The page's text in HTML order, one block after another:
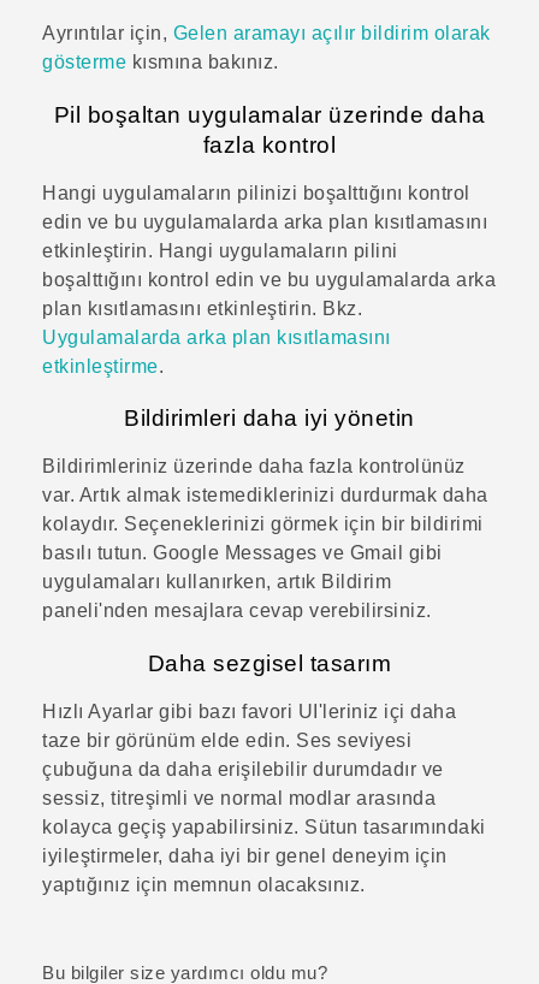
Ayrıntılar için, Gelen aramayı açılır bildirim olarak
gösterme kısmına bakınız.
Pil boşaltan uygulamalar üzerinde daha
fazla kontrol
Hangi uygulamaların pilinizi boşalttığını kontrol
edin ve bu uygulamalarda arka plan kısıtlamasını
etkinleştirin. Hangi uygulamaların pilini
boşalttığını kontrol edin ve bu uygulamalarda arka
plan kısıtlamasını etkinleştirin. Bkz.
Uygulamalarda arka plan kısıtlamasını
etkinleştirme.
Bildirimleri daha iyi yönetin
Bildirimleriniz üzerinde daha fazla kontrolünüz
var. Artık almak istemediklerinizi durdurmak daha
kolaydır. Seçeneklerinizi görmek için bir bildirimi
basılı tutun. Google Messages ve Gmail
gibi
uygulamaları kullanırken, artık Bildirim
paneli'nden mesajlara cevap verebilirsiniz.
Daha sezgisel tasarım
Hızlı Ayarlar gibi bazı favori UI'leriniz içi daha
taze bir görünüm elde edin. Ses seviyesi
çubuğuna da daha erişilebilir durumdadır ve
sessiz, titreşimli ve normal modlar arasında
kolayca geçiş yapabilirsiniz. Sütun tasarımındaki
iyileştirmeler, daha iyi bir genel deneyim için
yaptığınız için memnun olacaksınız.
Bu bilgiler size yardımcı oldu mu?